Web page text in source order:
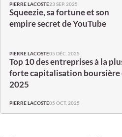
PIERRE LACOSTE23 SEP. 2025
Squeezie, sa fortune et son
empire secret de YouTube
PIERRE LACOSTE05 DÉC. 2025
Top 10 des entreprises à la
forte capitalisation boursière
2025
PIERRE LACOSTE05 OCT. 2025